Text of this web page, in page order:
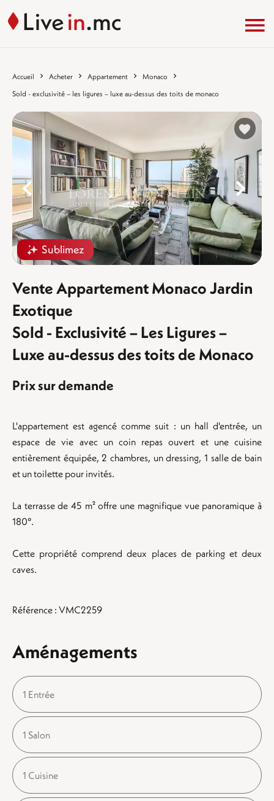
Accueil Acheter Appartement
Monaco
Sold - exclusivité – les ligures – luxe au-dessus des toits de monaco
Sublimez
%}
Vente Appartement Monaco Jardin
Exotique
Sold - Exclusivité – Les Ligures –
Luxe au-dessus des toits de Monaco
Prix sur demande
L'appartement est agencé comme suit : un hall d'entrée, un
espace de vie avec un coin repas ouvert et une cuisine
entièrement équipée, 2 chambres, un dressing, 1 salle de bain
et un toilette pour invités.
La terrasse de 45 m² offre une magnifique vue panoramique à
180°.
Cette propriété comprend deux places de parking et deux
caves.
Référence : VMC2259
Aménagements
1 Entrée
1 Salon
1 Cuisine